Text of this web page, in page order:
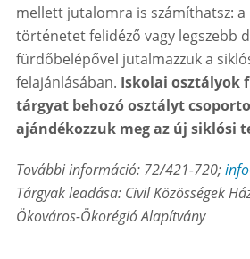
mellett jutalomra is számíthatsz: a
történetet felidéző vagy legszebb
fürdőbelépővel jutalmazzuk a
felajánlásában. Iskolai osztályok
tárgyat behozó osztályt
ajándékozzuk meg az új siklósi
További információ: 72/421-720;
Tárgyak leadása: Civil Közösségek
Ökováros-Ökorégió Alapítvány